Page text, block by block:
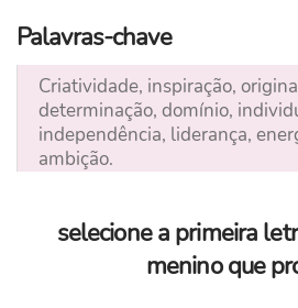
Palavras-chave
Criatividade, inspiração,
determinação, domínio,
independência, liderança,
ambição.
selecione a primeira
menino que